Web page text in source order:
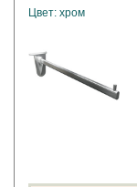
Цвет: хром